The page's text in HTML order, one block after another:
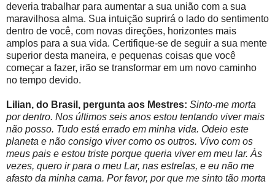
deveria trabalhar para aumentar a sua união com a sua
maravilhosa alma. Sua intuição suprirá o lado do sentimento
dentro de você, com novas direções, horizontes mais
amplos para a sua vida. Certifique-se de seguir a sua mente
superior desta maneira, e pequenas coisas que você
começar a fazer, irão se transformar em um novo caminho
no tempo devido.
Lilian, do Brasil, pergunta aos Mestres: Sinto-me morta
por dentro. Nos últimos seis anos estou tentando viver mais
não posso. Tudo está errado em minha vida. Odeio este
planeta e não consigo viver como os outros. Vivo com os
meus pais e estou triste porque queria viver em meu lar. Às
vezes, quero ir para o meu Lar, nas estrelas, e eu não me
afasto da minha cama. Por favor, por que me sinto tão morta